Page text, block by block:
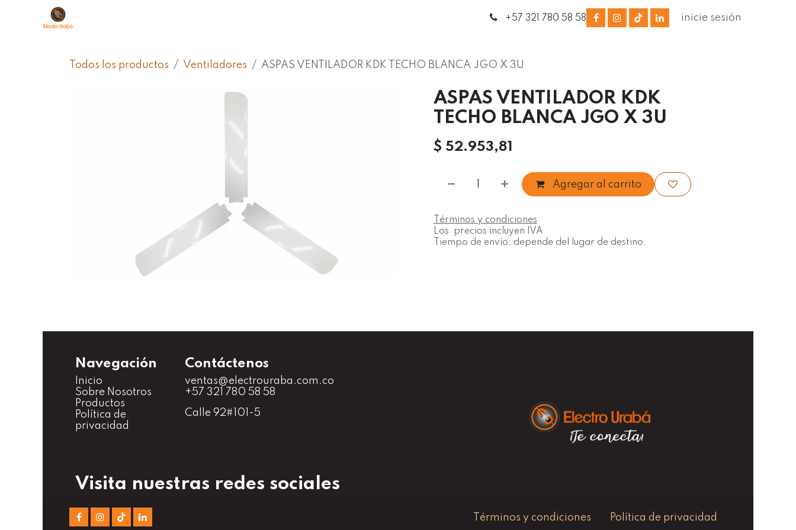
Ir al contenido
Contáctanos +57 321 780 58 58 inicie sesión
Todos los productos Ventiladores ASPAS VENTILADOR KDK TECHO BLANCA JGO X 3U
ASPAS VENTILADOR KDK
TECHO BLANCA JGO X 3U
$ 52.953,81
Agregar al carrito
Términos y condiciones
Los precios incluyen IVA
Tiempo de envío: depende del lugar de destino.
Navegación
Inicio
Sobre Nosotros
Productos
Política de
privacidad
Contáctenos
ventas@electrouraba.com.co
+57 321 780 58 58
Calle 92#101-5
Visita nuestras redes sociales
Términos y condiciones Política de privacidad